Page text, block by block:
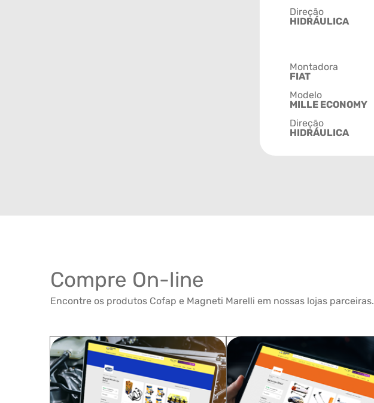
Direção
HIDRÁULICA
Montadora
FIAT
Modelo
MILLE ECONOMY
Direção
HIDRÁULICA
Compre On-line
Encontre os produtos Cofap e Magneti Marelli em nossas lojas parceiras.